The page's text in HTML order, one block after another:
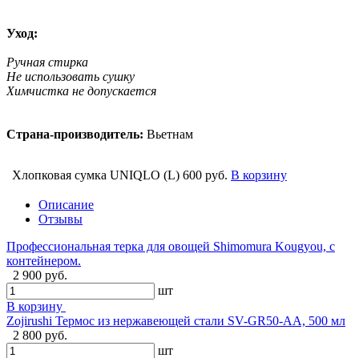
Уход:
Ручная стирка
Не использовать сушку
Химчистка не допускается
Страна-производитель: Вьетнам
Хлопковая сумка UNIQLO (L) 600 руб. В корзину
Описание
Отзывы
Профессиональная терка для овощей Shimomura Kougyou, с
контейнером.
2 900 руб.
шт
В корзину
Zojirushi Термос из нержавеющей стали SV-GR50-AA, 500 мл
2 800 руб.
шт